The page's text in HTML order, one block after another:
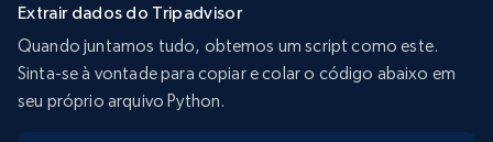
Extrair dados do Tripadvisor
Quando juntamos tudo, obtemos um script como este.
Sinta-se à vontade para copiar e colar o código abaixo em
seu próprio arquivo Python.